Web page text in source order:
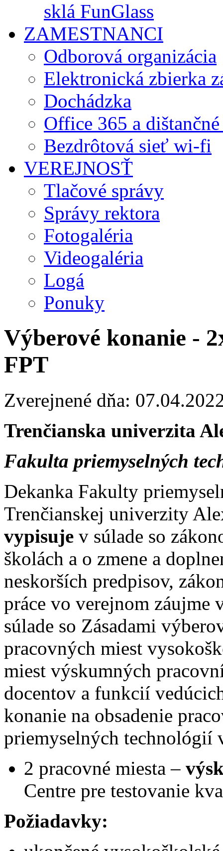
sklá FunGlass
ZAMESTNANCI
Odborová organizácia
Elektronická zbierka
Dochádzka
Office 365 a
Bezdrôtová sieť wi-fi
VEREJNOSŤ
Tlačové správy
Správy rektora
Fotogaléria
Videogaléria
Logá
Ponuky
Výberové konanie -
FPT
Zverejnené dňa:
Trenčianska univerzita
Fakulta priemyselných
Dekanka Fakulty
Trenčianskej univerzity
vypisuje v súlade so
školách a o zmene a
neskorších predpisov,
práce vo verejnom záujme
súlade so Zásadami
pracovných miest
miest výskumných
docentov a funkcií
konanie na obsadenie
priemyselných technológií
2 pracovné miesta –
Centre pre testovanie
Požiadavky: